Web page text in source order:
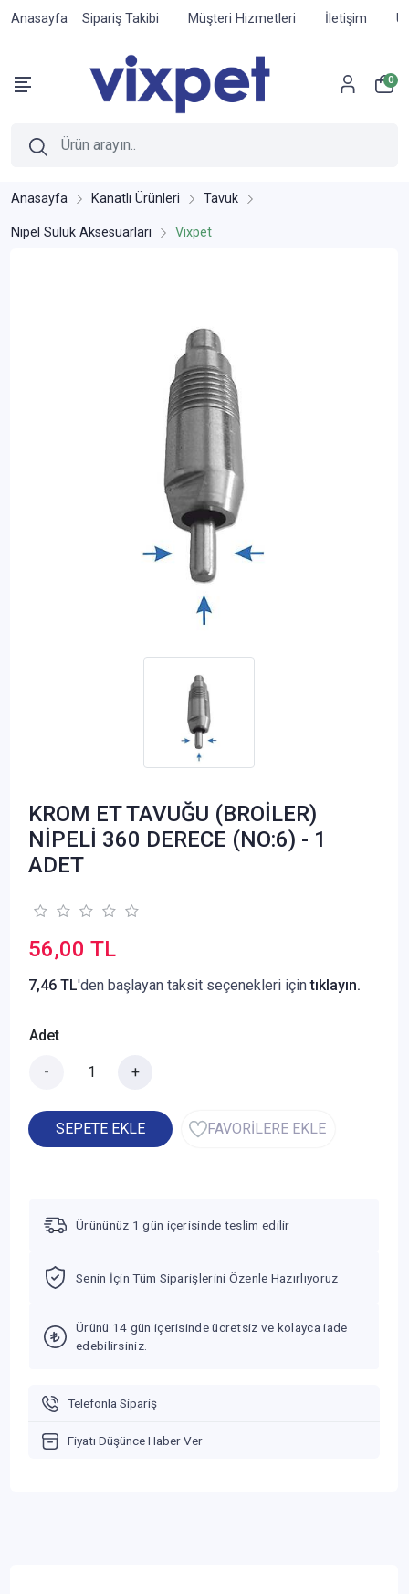
Anasayfa Sipariş Takibi Müşteri Hizmetleri İletişim
0
Anasayfa Kanatlı Ürünleri Tavuk
Nipel Suluk Aksesuarları Vixpet
KROM ET TAVUĞU (BROİLER)
NİPELİ 360 DERECE (NO:6) - 1
ADET
56,00 TL
7,46 TL'den başlayan taksit seçenekleri içintıklayın.
Adet
- +
SEPETE EKLE FAVORİLERE EKLE
Ürününüz 1 gün içerisinde teslim edilir
Senin İçin Tüm Siparişlerini Özenle Hazırlıyoruz
Ürünü 14 gün içerisinde ücretsiz ve kolayca iade
edebilirsiniz.
Telefonla Sipariş
Fiyatı Düşünce Haber Ver